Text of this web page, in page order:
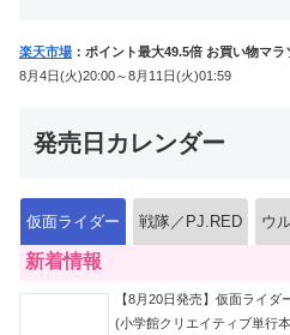
楽天市場 ：ポイント最大49.5倍 お買い物マラ
8月4日(火)20:00～8月11日(火)01:59
発売日カレンダー
仮面ライダー 戦隊／PJ.RED ウ
新着情報
【8月20日発売】仮面ライ
(小学館クリエイティブ単行